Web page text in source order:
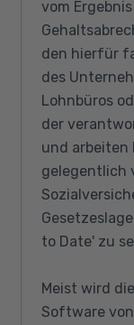
vom
den hierfür
des
Lohnbüros
der
und arbeiten
gelegentlich
to Date' zu
Meist wird
Software